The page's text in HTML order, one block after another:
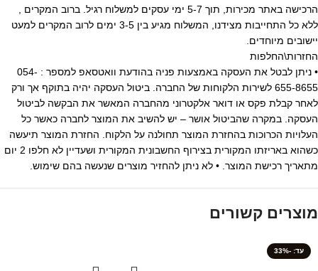
הרכישה באתר מכירות, תוך 5-7 ימי עסקים למשלוח רגיל. ברוב המקרים ,
ללא כל התחייבות מצידנו, המשלוח מגיע בין 3-5 ימים לרוב המקרים למעט
יישובים מיוחדים.
החזרות\החלפות
• ניתן לבטל את העסקה באמצעות פניה בהודעת וואטסאפ למספר : 054-
655-8655 לשירות הלקוחות של החברה. ביטול העסקה יהיה בתוקף אך ורק
לאחר קבלת פקס או דואר אלקטרוני מהחברה המאשר את הבקשה לביטול
העסקה. במקרה שהביטול אושר – יש להשיב את המוצר לחברה כאשר כל
העלויות הכרוכות בהחזרת המוצר תחולנה על הלקוח. החזרת המוצר תיעשה
כשהוא באריזתו המקורית בצירוף החשבונית המקורית ושעדיין לא חלפו 2 יום
מתאריך רכישת המוצר. • לא ניתן להחזיר מוצרים שנעשה בהם שימוש.
מוצרים קשורים
-33%